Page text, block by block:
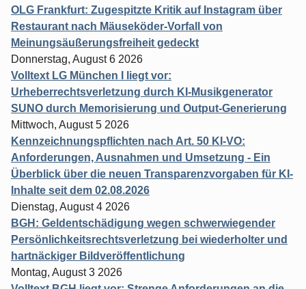
OLG Frankfurt: Zugespitzte Kritik auf Instagram über
Restaurant nach Mäuseköder-Vorfall von
Meinungsäußerungsfreiheit gedeckt
Donnerstag, August 6 2026
Volltext LG München I liegt vor:
Urheberrechtsverletzung durch KI-Musikgenerator
SUNO durch Memorisierung und Output-Generierung
Mittwoch, August 5 2026
Kennzeichnungspflichten nach Art. 50 KI-VO:
Anforderungen, Ausnahmen und Umsetzung - Ein
Überblick über die neuen Transparenzvorgaben für KI-
Inhalte seit dem 02.08.2026
Dienstag, August 4 2026
BGH: Geldentschädigung wegen schwerwiegender
Persönlichkeitsrechtsverletzung bei wiederholter und
hartnäckiger Bildveröffentlichung
Montag, August 3 2026